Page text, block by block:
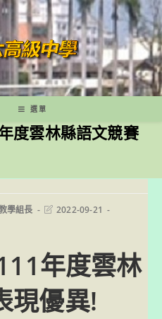
選單
度雲林縣語文競賽
學組長
Post2022-09-21
年度雲林
現優異!